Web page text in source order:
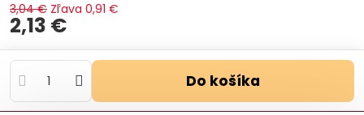
3,04 € Zľava 0,91 €
2,13 €
Do košíka